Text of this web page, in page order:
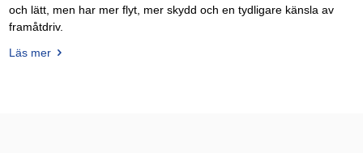
och lätt, men har mer flyt, mer skydd och en tydligare känsla av
framåtdriv.
Läs mer